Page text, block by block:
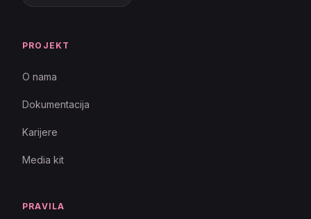
PROJEKT
O nama
Dokumentacija
Karijere
Media kit
PRAVILA